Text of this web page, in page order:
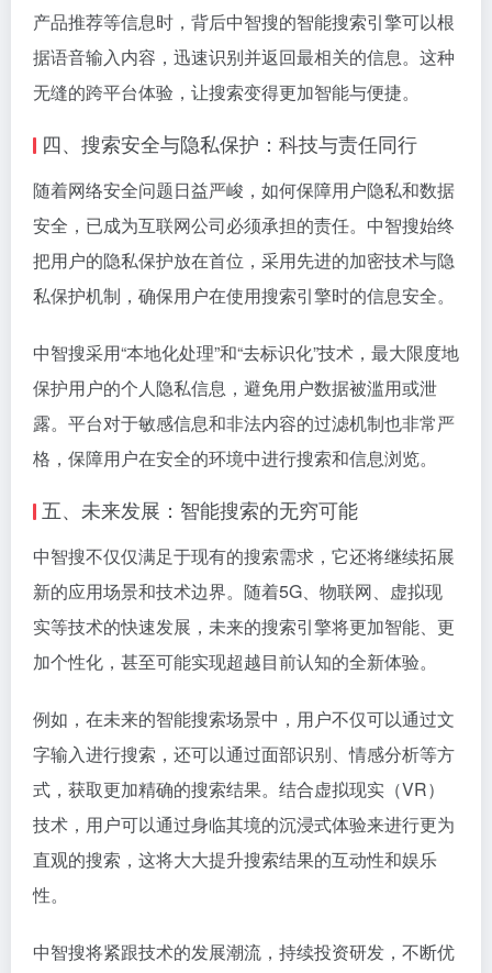
产品推荐等信息时，背后中智搜的智能搜索引擎可以根
据语音输入内容，迅速识别并返回最相关的信息。这种
无缝的跨平台体验，让搜索变得更加智能与便捷。
四、搜索安全与隐私保护：科技与责任同行
随着网络安全问题日益严峻，如何保障用户隐私和数据
安全，已成为互联网公司必须承担的责任。中智搜始终
把用户的隐私保护放在首位，采用先进的加密技术与隐
私保护机制，确保用户在使用搜索引擎时的信息安全。
中智搜采用“本地化处理”和“去标识化”技术，最大限度地
保护用户的个人隐私信息，避免用户数据被滥用或泄
露。平台对于敏感信息和非法内容的过滤机制也非常严
格，保障用户在安全的环境中进行搜索和信息浏览。
五、未来发展：智能搜索的无穷可能
中智搜不仅仅满足于现有的搜索需求，它还将继续拓展
新的应用场景和技术边界。随着5G、物联网、虚拟现
实等技术的快速发展，未来的搜索引擎将更加智能、更
加个性化，甚至可能实现超越目前认知的全新体验。
例如，在未来的智能搜索场景中，用户不仅可以通过文
字输入进行搜索，还可以通过面部识别、情感分析等方
式，获取更加精确的搜索结果。结合虚拟现实（VR）
技术，用户可以通过身临其境的沉浸式体验来进行更为
直观的搜索，这将大大提升搜索结果的互动性和娱乐
性。
中智搜将紧跟技术的发展潮流，持续投资研发，不断优